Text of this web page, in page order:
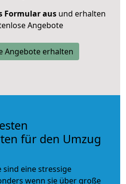
Formular ausund erhalten
Angebote
Angebote erhalten
für den Umzug
sind eine stressige
wenn sie über große